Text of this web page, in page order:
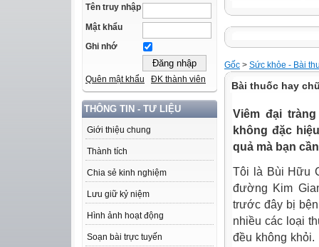
Tên truy nhập
Mật khẩu
Ghi nhớ
Quên mật khẩu ĐK thành viên
THÔNG TIN - TƯ LIỆU
Giới thiệu chung
Thành tích
Chia sẻ kinh nghiệm
Lưu giữ kỷ niệm
Hình ảnh hoạt động
Soạn bài trực tuyến
Gốc > Sức khỏe - Bài
Bài thuốc hay
Viêm đại
không đặc
quả mà bạn
Tôi là Bùi Hữu
đường Kim
trước đây bị
nhiều các loại
đều không